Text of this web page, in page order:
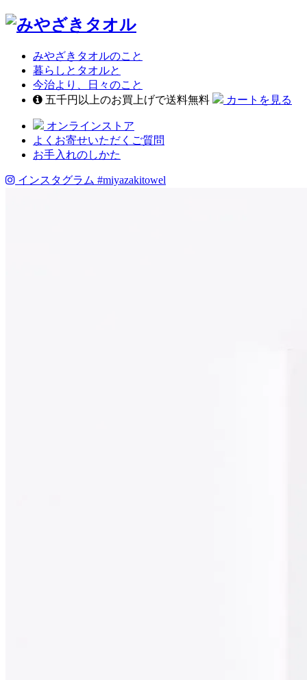
みやざきタオルのこと
暮らしとタオルと
今治より、日々のこと
五千円以上のお買上げで送料無料
カートを見る
オンラインストア
よくお寄せいただくご質問
お手入れのしかた
インスタグラム #miyazakitowel